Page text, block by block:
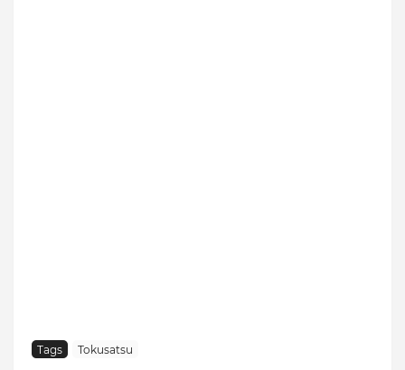
Tags Tokusatsu